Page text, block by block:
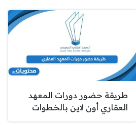
طريقة حضور دورات المعهد
العقاري أون لاين بالخطوات